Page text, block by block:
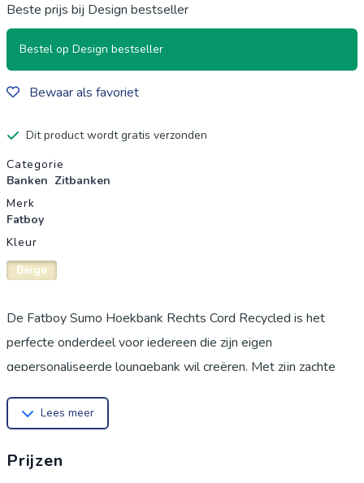
Beste prijs bij Design bestseller
Bestel op Design bestseller
Bewaar als favoriet
Dit product wordt gratis verzonden
Productgegevens
Categorie
Banken Zitbanken
Merk
Fatboy
Kleur
Beige
De Fatboy Sumo Hoekbank Rechts Cord Recycled is het
perfecte onderdeel voor iedereen die zijn eigen
gepersonaliseerde loungebank wil creëren. Met zijn zachte
module gebruik van duurzame materialen en maakt
comfort. Of het nu het uiteinde van een modulaire bank is, een
Lees meer
Prijzen